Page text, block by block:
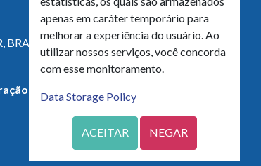
BRASIL
- CNPJ 42.595.652/0001-66
apenas em caráter temporário para
melhorar a experiência do usuário. Ao
utilizar nossos serviços, você concorda
com esse monitoramento.
Data Storage Policy
ACEITAR NEGAR